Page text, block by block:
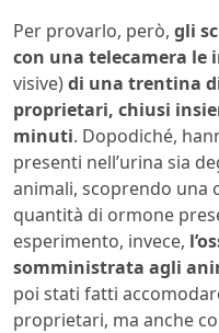
Per provarlo, però, gli
con una telecamera le
visive)di una trentina
proprietari, chiusi
minuti. Dopodiché,
presenti nell’urina sia
animali, scoprendo una
quantità di ormone
esperimento, invece,
somministrata agli
poi stati fatti
proprietari, ma anche